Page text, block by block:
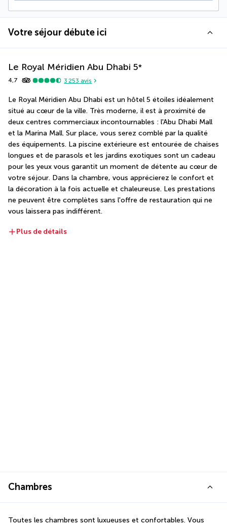
Votre séjour débute ici
Le Royal Méridien Abu Dhabi 5*
4,7 3 253 avis
Le Royal Méridien Abu Dhabi est un hôtel 5 étoiles idéalement
situé au cœur de la ville. Très moderne, il est à proximité de
deux centres commerciaux incontournables : l'Abu Dhabi Mall
et la Marina Mall. Sur place, vous serez comblé par la qualité
des équipements. La piscine extérieure est entourée de chaises
longues et de parasols et les jardins exotiques sont un cadeau
pour les yeux vous garantit un moment de détente au cœur de
votre séjour. Dans la chambre, vous apprécierez le confort et
la décoration à la fois actuelle et chaleureuse. Les prestations
ne peuvent être complètes sans l'offre de restauration qui ne
vous laissera pas indifférent.
Plus de détails
Chambres
Toutes les chambres sont luxueuses et confortables. Vous